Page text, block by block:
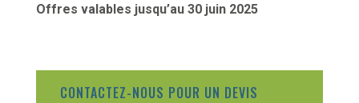
Offres valables jusqu’au 30 juin 2025
CONTACTEZ-NOUS POUR UN DEVIS